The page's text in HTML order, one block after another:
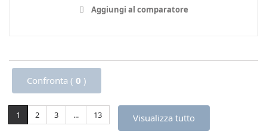
Aggiungi al comparatore
Confronta ( 0 )
Visualizza tutto
1 2 3 ... 13